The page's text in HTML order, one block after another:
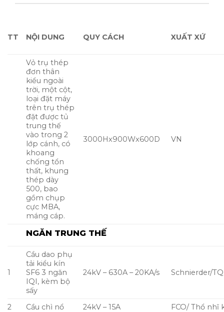
TT NỘI DUNG QUY CÁCH XUẤT XỨ
Vỏ trụ thép
đơn thân
kiểu ngoài
trời, một cột,
loại đặt máy
trên trụ thép
đặt được tủ
trung thế
vào trong 2
lớp cánh, có
khoang
chống tổn
thất, khung
thép dày
500, bao
gồm chụp
cực MBA,
máng cáp.
3000Hx900Wx600D VN
NGĂN TRUNG THẾ
1
Cầu dao phụ
tải kiểu kín
SF6 3 ngăn
IQI, kèm bộ
sấy
24kV – 630A – 20KA/s Schnierder/TQ
2 Cầu chì nổ 24kV – 15A FCO/ Thổ nhĩ